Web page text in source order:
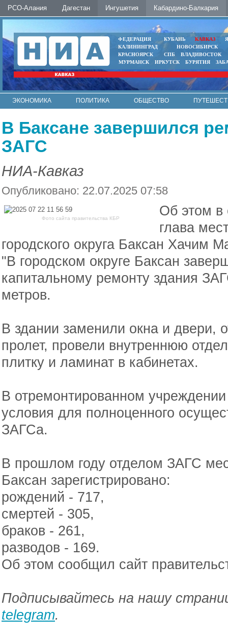
РСО-Алания Дагестан Ингушетия Кабардино-Балкария
ФЕДЕРАЦИЯ КУБАНЬ КАВКАЗ
КАЛИНИНГРАД
НОВОСИБИРСК
КРАСНОЯРСК
СПБ
ВЛАДИВОСТОК
МУРМАНСК
ИРКУТСК БУРЯТИЯ
ЭКОНОМИКА ПОЛИТИКА ОБЩЕСТВО
В Баксане завершился
ЗАГС
НИА-Кавказ
Опубликовано: 22.07.2025 07:58
Фото сайта правительства КБР
Об этом в
глава
городского округа Баксан Хачим
"В городском округе Баксан
капитальному ремонту здания
метров.
В здании заменили окна и двери,
пролет, провели внутреннюю
плитку и ламинат в кабинетах.
В отремонтированном
условия для полноценного
ЗАГСа.
В прошлом году отделом ЗАГС
Баксан зарегистрировано:
рождений - 717,
смертей - 305,
браков - 261,
разводов - 169.
Об этом сообщил сайт
Подписывайтесь на нашу
telegram.